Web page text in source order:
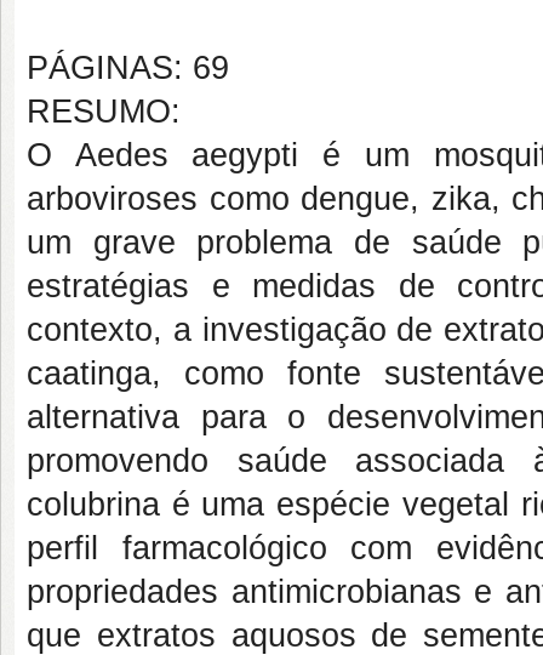
PÁGINAS: 69
RESUMO:
O Aedes aegypti é um
arboviroses como dengue, zika,
um grave problema de saúde
estratégias e medidas de
contexto, a investigação de
caatinga, como fonte
alternativa para o
promovendo saúde associada
colubrina é uma espécie vegetal
perfil farmacológico com
propriedades antimicrobianas e
que extratos aquosos de